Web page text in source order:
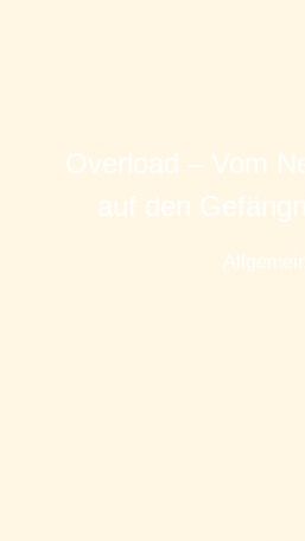
Overload – Vom
auf den